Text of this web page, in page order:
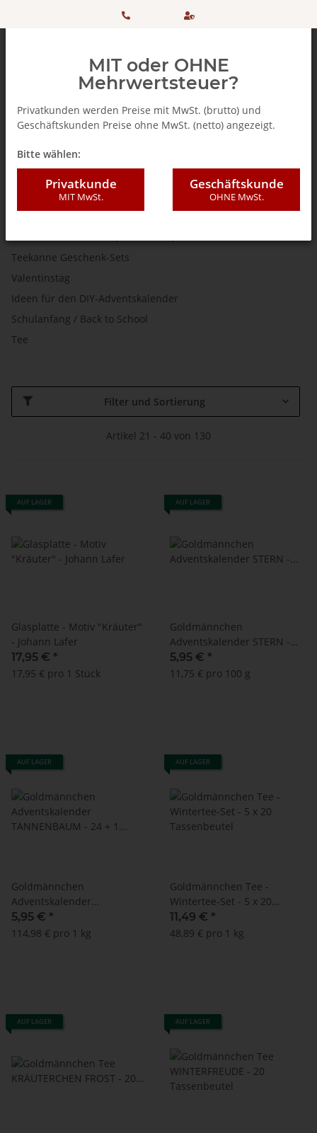
+ 49
506 98
einkaufen
SSL
Geschenkideen
Teekanne Geschenk-Sets
Valentinstag
Ideen für den DIY-Adventskalender
Schulanfang / Back to School
Tee
Filter und Sortierung
Artikel 21 - 40 von 130
AUF LAGER
Glasplatte - Motiv "Kräuter"
- Johann Lafer
17,95 € *
17,95 € pro 1 Stück
AUF LAGER
Goldmännchen
Adventskalender STERN -
Selektionspackung mit 24 +
1 Teesorten
5,95 € *
11,75 € pro 100 g
AUF LAGER
Goldmännchen
Adventskalender
TANNENBAUM - 24 + 1
Teesorten
5,95 € *
114,98 € pro 1 kg
AUF LAGER
Goldmännchen Tee -
Wintertee-Set - 5 x 20
Tassenbeutel
11,49 € *
48,89 € pro 1 kg
AUF LAGER AUF LAGER
MIT oder OHNE
Mehrwertsteuer?
Privatkunden werden Preise mit MwSt. (brutto) und
Geschäftskunden Preise ohne MwSt. (netto) angezeigt.
Bitte wählen:
Privatkunde
MIT MwSt.
Geschäftskunde
OHNE MwSt.